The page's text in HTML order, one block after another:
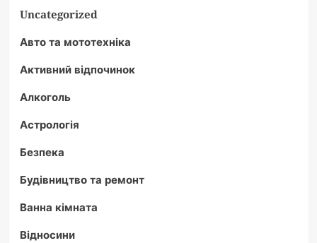
Uncategorized
Авто та мототехніка
Активний відпочинок
Алкоголь
Астрологія
Безпека
Будівництво та ремонт
Ванна кімната
Відносини